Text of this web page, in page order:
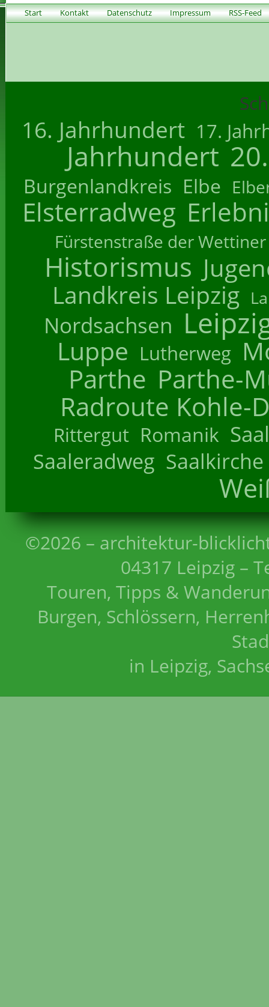
Start Kontakt Datenschutz Impressum RSS-Feed
16. Jahrhundert 17.
Jahrhundert
Burgenlandkreis Elbe
Elsterradweg
Fürstenstraße der Wettiner
Historismus
Landkreis Leipzig
Nordsachsen
Luppe Lutherweg
Parthe Parthe-
Radroute Kohle-
Rittergut Romanik
Saaleradweg Saalkirche
©2026 – architektur-
04317 Leipzig –
Touren, Tipps &
Burgen, Schlössern,
in Leipzig,